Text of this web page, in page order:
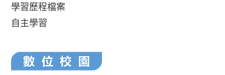
學習歷程檔案
自主學習